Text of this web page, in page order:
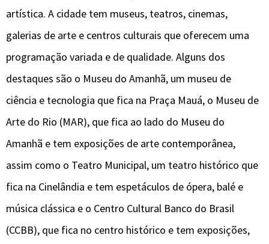
artística. A cidade tem museus, teatros, cinemas,
galerias de arte e centros culturais que oferecem uma
programação variada e de qualidade. Alguns dos
destaques são o Museu do Amanhã, um museu de
ciência e tecnologia que fica na Praça Mauá, o Museu de
Arte do Rio (MAR), que fica ao lado do Museu do
Amanhã e tem exposições de arte contemporânea,
assim como o Teatro Municipal, um teatro histórico que
fica na Cinelândia e tem espetáculos de ópera, balé e
música clássica e o Centro Cultural Banco do Brasil
(CCBB), que fica no centro histórico e tem exposições,